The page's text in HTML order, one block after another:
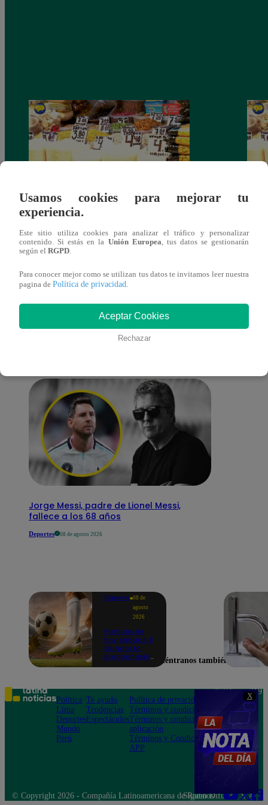
X
Mujeres al Mando – Viernes 25 de febrero
También te puede
interesar
Jorge Messi, padre de Lionel Messi,
fallece a los 68 años
Deportes 08 de agosto 2026
Deportes 08 de
agosto
2026
Partidos de
hoy, sábado 8
de agosto:
programación
Usamos cookies para mejorar tu
experiencia.
Este sitio utiliza cookies para analizar el tráfico y personalizar
contenido. Si estás en la Unión Europea, tus datos se gestionarán
según el RGPD.
Para conocer mejor como se utilizan tus datos te invitamos leer nuestra
pagina de Política de privacidad.
Aceptar Cookies
Rechazar
Encuéntranos también en
Política
Lima
Deportes
Mundo
Perú
Te ayudo
Tendencias
Espectáculos
Política de privacidad
Términos y condiciones
Términos y condiciones
aplicación
Términos y Condiciones
APP
Teléfono: 219
Av. San
Felipe 968
Jesús María
© Copyright 2026 - Compañía Latinoamericana de Radio Difusión S.A.
Síguenos